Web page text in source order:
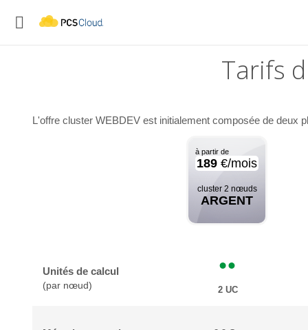

Tarifs
L'offre cluster WEBDEV est initialement composée de deux
à partir de
189 €/mois
cluster 2 nœuds
ARGENT
Unités de calcul
(par nœud) 2 UC